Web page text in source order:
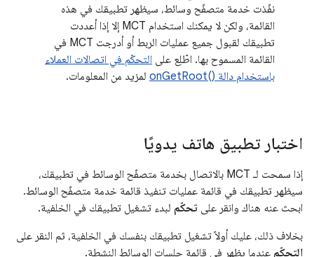
نفّذت خدمة متصفّح وسائط، سيظهر تطبيقك في هذه
القائمة، ولكن لا يمكنك استخدام MCT إلا إذا أعددت
تطبيقك لقبول جميع عمليات الربط أو أدرجت MCT في
القائمة المسموح بها. اطّلِع على التحكّم في اتصالات العملاء
باستخدام دالة onGetRoot()‎
لمزيد من المعلومات.
اختبار تطبيق هاتف يدويًا
إذا سمحت لـ MCT بالاتصال بخدمة متصفّح الوسائط في تطبيقك،
سيظهر تطبيقك في قائمة عمليات تنفيذ قائمة خدمة متصفّح الوسائط.
ابحث عنه هناك وانقر على تحكّم لبدء تشغيل تطبيقك في الخلفية.
بخلاف ذلك، عليك أولاً تشغيل تطبيقك بنفسك في الخلفية، ثم النقر على
التحكّم عندما يظهر في قائمة جلسات الوسائط النشطة.